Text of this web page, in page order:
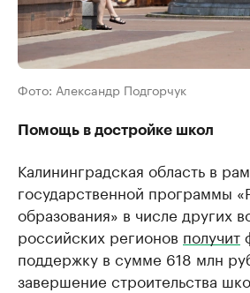
Фото: Александр Подгорчук
Помощь в достройке школ
Калининградская область в
государственной программы
образования» в числе других
российских регионов получит
поддержку в сумме 618 млн
завершение строительства